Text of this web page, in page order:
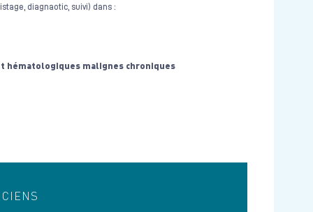
diagnaotic, suivi) dans :
hématologiques malignes chroniques